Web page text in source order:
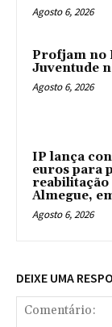
Agosto 6, 2026
Profjam no
Juventude
Agosto 6, 2026
IP lança
euros para
reabilitação
Almegue,
Agosto 6, 2026
DEIXE UMA